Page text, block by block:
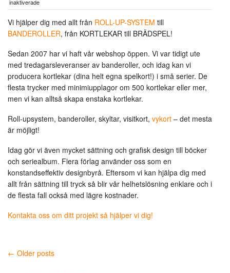
inaktiveradeför
Kortlekar
till
Roll-
Vi hjälper dig med allt från ROLL-UP-SYSTEM till
BANDEROLLER, från KORTLEKAR till BRÄDSPEL!
Sedan 2007 har vi haft vår webshop öppen. Vi var tidigt ute
med tredagarsleveranser av banderoller, och idag kan vi
producera kortlekar (dina helt egna spelkort!) i små serier. De
flesta trycker med minimiupplagor om 500 kortlekar eller mer,
men vi kan alltså skapa enstaka kortlekar.
Roll-upsystem, banderoller, skyltar, visitkort, vykort – det mesta
är möjligt!
Idag gör vi även mycket sättning och grafisk design till böcker
och seriealbum. Flera förlag använder oss som en
konstandseffektiv designbyrå. Eftersom vi kan hjälpa dig med
allt från sättning till tryck så blir vår helhetslösning enklare och i
de flesta fall också med lägre kostnader.
Kontakta oss om ditt projekt så hjälper vi dig!
← Older posts